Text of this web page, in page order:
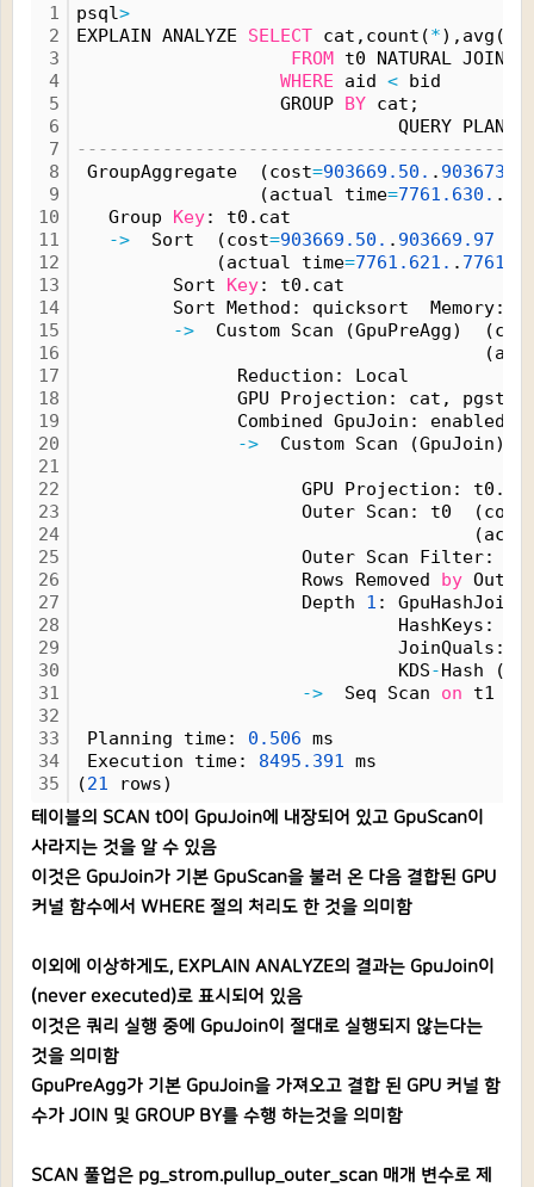
1
2
3
4
5
6
7
8
9
10
11
12
13
14
15
16
17
18
19
20
21
22
23
24
25
26
27
28
29
30
31
32
33
34
35
psql>
EXPLAIN ANALYZE SELECT cat,count(*
FROM t0 NATURAL JOIN
WHERE aid < bid
GROUP BY cat;
QUERY PLAN
GroupAggregate  (cost=903669. 50. . 903673.
(actual time=7761. 630. .
Group Key: t0.cat
-> Sort  (cost=903669. 50. . 903669. 97
(actual time=7761. 621. . 7761.
Sort Key: t0.cat
Sort Method: quicksort  Memory:
-> Custom Scan (GpuPreAgg)
(actual
Reduction: Local
GPU Projection: cat,
Combined GpuJoin: enabled
-> Custom Scan (GpuJoin)
GPU Projection: t0.cat,
Outer Scan: t0  (cost
(actual
Outer Scan Filter:
Rows Removed by
Depth 1 :
HashKeys:
JoinQuals:
KDS-Hash
-> Seq Scan on t1
Planning time: 0. 506 ms
Execution time: 8495. 391 ms
(21 rows)
테이블의 SCAN t0이 GpuJoin에 내장되어 있고 GpuScan이
사라지는 것을 알 수 있음
이것은 GpuJoin가 기본 GpuScan을 불러 온 다음 결합된 GPU
커널 함수에서 WHERE 절의 처리도 한 것을 의미함
이외에 이상하게도, EXPLAIN ANALYZE의 결과는 GpuJoin이
(never executed)로 표시되어 있음
이것은 쿼리 실행 중에 GpuJoin이 절대로 실행되지 않는다는
것을 의미함
GpuPreAgg가 기본 GpuJoin을 가져오고 결합 된 GPU 커널 함
수가 JOIN 및 GROUP BY를 수행 하는것을 의미함
SCAN 풀업은 pg_strom.pullup_outer_scan 매개 변수로 제